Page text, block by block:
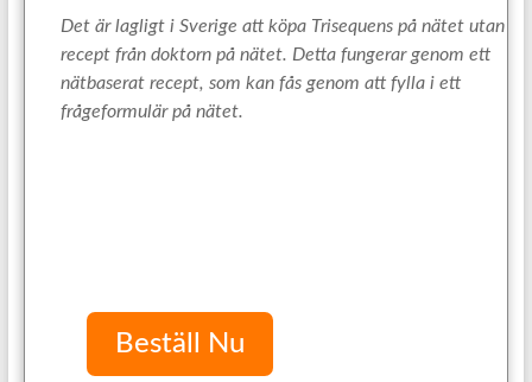
Det är lagligt i Sverige att köpa Trisequens på nätet utan
recept från doktorn på nätet. Detta fungerar genom ett
nätbaserat recept, som kan fås genom att fylla i ett
frågeformulär på nätet.
Beställ Nu